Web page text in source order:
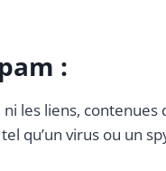
:
les liens,
qu’un virus ou un